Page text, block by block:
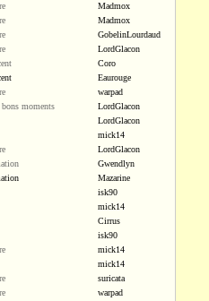
Madmox
Madmox
GobelinLourdaud
LordGlacon
Coro
Eaurouge
warpad
bons moments
LordGlacon
LordGlacon
mick14
LordGlacon
Gwendlyn
Mazarine
isk90
mick14
Cirrus
isk90
mick14
mick14
suricata
warpad